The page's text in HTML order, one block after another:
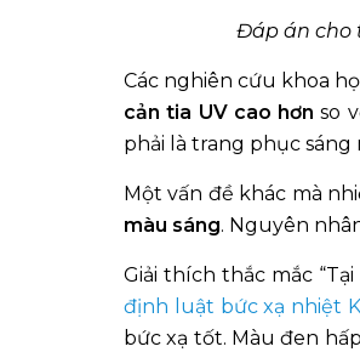
Đáp án cho
Các nghiên cứu khoa
cản tia UV cao hơn so
phải là trang phục
Một vấn đề khác mà
màu sáng. Nguyên
Giải thích thắc mắc
định luật bức xạ nhiệt
bức xạ tốt. Màu đen